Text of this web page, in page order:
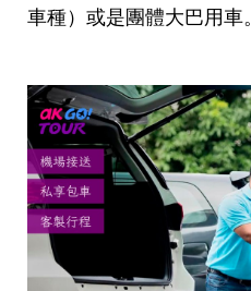
車種）或是團體大巴用車。